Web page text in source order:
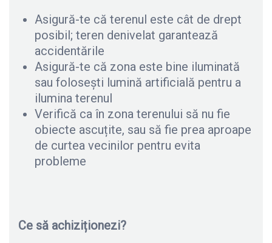
Asigură-te că terenul este cât de drept
posibil; teren denivelat garantează
accidentările
Asigură-te că zona este bine iluminată
sau folosești lumină artificială pentru a
ilumina terenul
Verifică ca în zona terenului să nu fie
obiecte ascuțite, sau să fie prea aproape
de curtea vecinilor pentru evita
probleme
Ce să achiziționezi?